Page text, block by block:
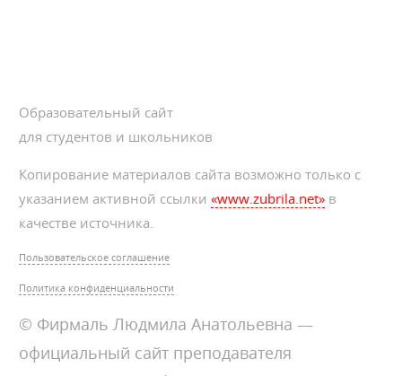
Образовательный сайт
для студентов и школьников
Копирование материалов сайта возможно только с
указанием активной ссылки«www.zubrila.net» в
качестве источника.
Пользовательское соглашение
Политика конфиденциальности
© Фирмаль Людмила Анатольевна —
официальный сайт преподавателя